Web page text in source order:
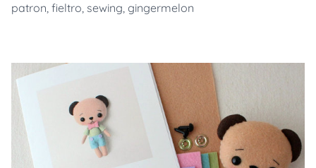
patron, fieltro, sewing, gingermelon